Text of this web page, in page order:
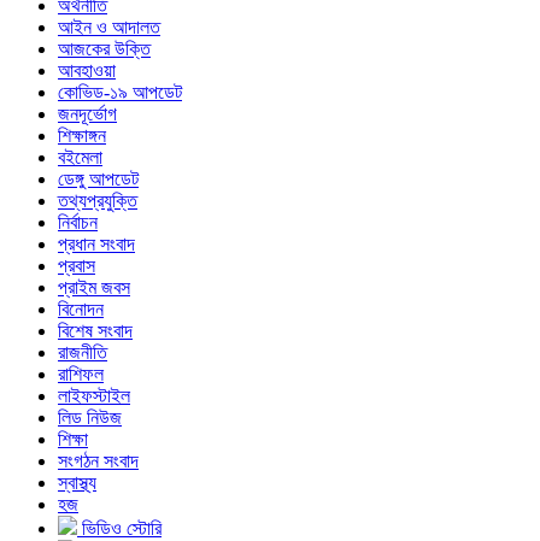
অর্থনীতি
আইন ও আদালত
আজকের উক্তি
আবহাওয়া
কোভিড-১৯ আপডেট
জনদূর্ভোগ
শিক্ষাঙ্গন
বইমেলা
ডেঙ্গু আপডেট
তথ্যপ্রযুক্তি
নির্বাচন
প্রধান সংবাদ
প্রবাস
প্রাইম জবস
বিনোদন
বিশেষ সংবাদ
রাজনীতি
রাশিফল
লাইফস্টাইল
লিড নিউজ
শিক্ষা
সংগঠন সংবাদ
স্বাস্থ্য
হজ
ভিডিও স্টোরি